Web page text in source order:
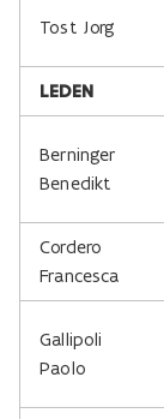
Tost Jorg
LEDEN
Berninger
Benedikt
Cordero
Francesca
Gallipoli
Paolo